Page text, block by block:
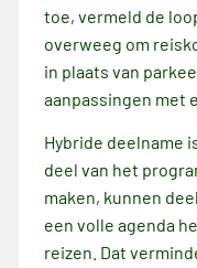
toe, vermeld de
overweeg om
in plaats van
aanpassingen met
Hybride deelname
deel van het
maken, kunnen
een volle agenda
reizen. Dat